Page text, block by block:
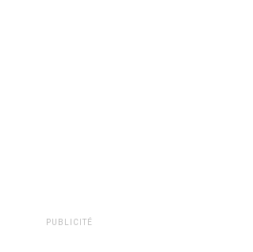
PUBLICITÉ